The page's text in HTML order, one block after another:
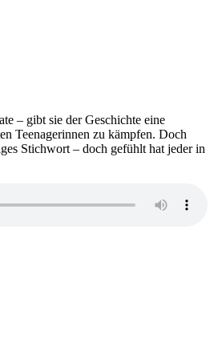
– gibt sie der Geschichte eine
Teenagerinnen zu kämpfen. Doch
Stichwort – doch gefühlt hat jeder in